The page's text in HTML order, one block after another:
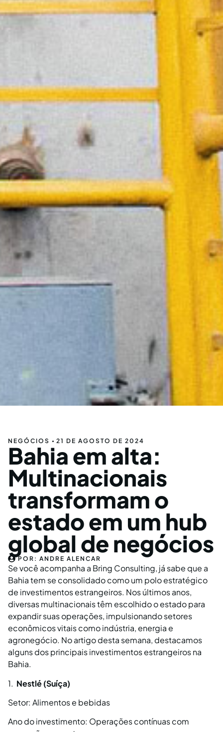
NEGÓCIOS 21 DE AGOSTO DE 2024
Bahia em alta:
Multinacionais
transformam o
estado em um hub
global de negócios
POR: ANDRE ALENCAR
Se você acompanha a Bring Consulting, já sabe que a
Bahia tem se consolidado como um polo estratégico
de investimentos estrangeiros. Nos últimos anos,
diversas multinacionais têm escolhido o estado para
expandir suas operações, impulsionando setores
econômicos vitais como indústria, energia e
agronegócio. No artigo desta semana, destacamos
alguns dos principais investimentos estrangeiros na
Bahia.
1. Nestlé (Suíça)
Setor: Alimentos e bebidas
Ano do investimento: Operações contínuas com